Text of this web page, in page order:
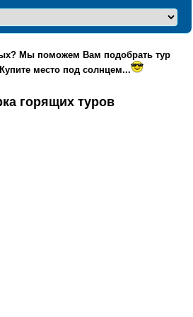
Мы поможем Вам подобрать тур
место под солнцем...
горящих туров